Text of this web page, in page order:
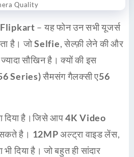
Quality
Flipkart – यहफोनउन सभीयूजर्स
है। जोSelfie, सेल्फ़ी लेने की और
सौखिनहै। क्यों की इस
Series)सैमसंगगैलक्सी ए56
दिया है।जिसे आप4K Video
है। 12MPअल्ट्रा वाइड लेंस,
दिया है। जो बहुत ही सांदार